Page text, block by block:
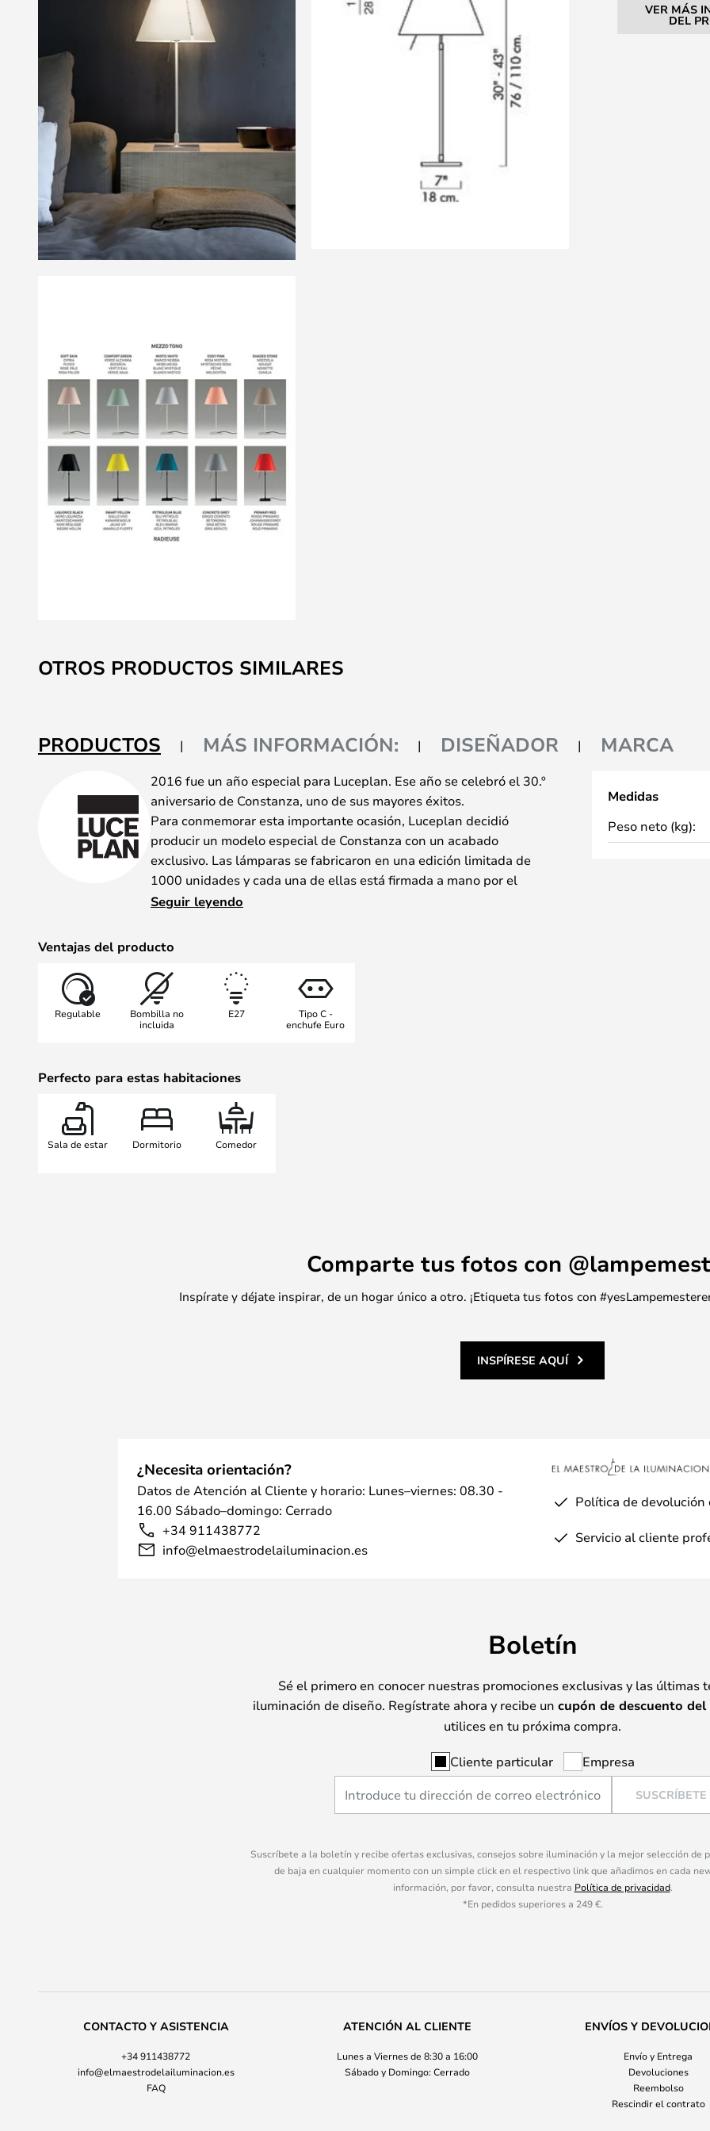
al
comienzo
galería
de
VER MÁS
DEL
OTROS PRODUCTOS SIMILARES
PRODUCTOS MÁS INFORMACIÓN: DISEÑADOR MARCA
2016 fue un año especial para Luceplan. Ese año se celebró el 30.º
aniversario de Constanza, uno de sus mayores éxitos.
Para conmemorar esta importante ocasión, Luceplan decidió
producir un modelo especial de Constanza con un acabado
exclusivo. Las lámparas se fabricaron en una edición limitada de
1000 unidades y cada una de ellas está firmada a mano por el
diseñador.
a mano por artesanos especializados, lo que hace que cada
Esta edición especial de Constanza está disponible como lámpara
de pie y lámpara de mesa
Seguir leyendo
Ventajas del producto
Regulable
Bombilla no
incluida
E27
Tipo C -
enchufe Euro
Perfecto para estas habitaciones
Sala de estar Dormitorio Comedor
Medidas
Peso neto (kg):
Comparte tus fotos con
Inspírate y déjate inspirar, de un hogar único a otro. ¡Etiqueta tus fotos con
INSPÍRESE AQUÍ
¿Necesita orientación?
Datos de Atención al Cliente y horario: Lunes–viernes: 08.30 -
16.00 Sábado–domingo: Cerrado
+34 911438772
info@elmaestrodelailuminacion.es
Política de devolución
Servicio al cliente
Boletín
Sé el primero en conocer nuestras promociones exclusivas y las últimas
iluminación de diseño. Regístrate ahora y recibe un cupón de descuento del
utilices en tu próxima compra.
Cliente particular Empresa
SUSCRÍBETE
Suscríbete a la boletín y recibe ofertas exclusivas, consejos sobre iluminación y la mejor selección de
de baja en cualquier momento con un simple click en el respectivo link que añadimos en cada
información, por favor, consulta nuestra Política de privacidad.
*En pedidos superiores a 249 €.
CONTACTO Y ASISTENCIA
+34 911438772
info@elmaestrodelailuminacion.es
FAQ
ATENCIÓN AL CLIENTE
Lunes a Viernes de 8:30 a 16:00
Sábado y Domingo: Cerrado
ENVÍOS Y
Envío y Entrega
Devoluciones
Reembolso
Rescindir el contrato